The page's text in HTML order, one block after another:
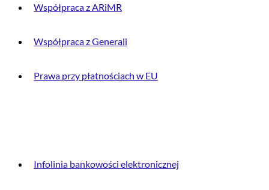
Współpraca z ARiMR
Współpraca z Generali
Prawa przy płatnościach w EU
Infolinia bankowości elektronicznej